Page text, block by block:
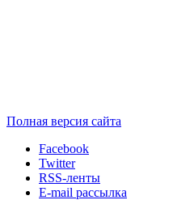
Полная версия сайта
Facebook
Twitter
RSS-ленты
E-mail рассылка